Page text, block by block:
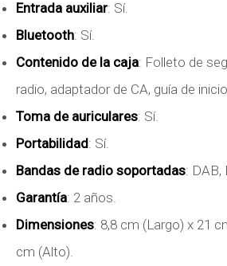
Entrada auxiliar: Sí.
Bluetooth: Sí.
Contenido de la caja: Folleto de
radio, adaptador de CA, guía de
Toma de auriculares: Sí.
Portabilidad: Sí.
Bandas de radio soportadas: DAB,
Garantía: 2 años.
Dimensiones: 8,8 cm (Largo) x 21
cm (Alto).